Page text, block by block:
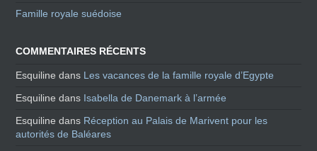
Famille royale suédoise
COMMENTAIRES RÉCENTS
Esquiline dans Les vacances de la famille royale d’Egypte
Esquiline dans Isabella de Danemark à l’armée
Esquiline dans Réception au Palais de Marivent pour les
autorités de Baléares